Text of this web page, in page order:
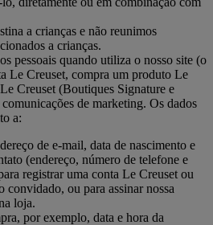
a crianças e não reunimos
a crianças.
pessoais quando utiliza o nosso site (o
Le Creuset, compra um produto Le
Creuset (Boutiques Signature e
de marketing. Os dados
a:
de e-mail, data de nascimento e
(endereço, número de telefone e
registrar uma conta Le Creuset ou
convidado, ou para assinar nossa
loja.
por exemplo, data e hora da